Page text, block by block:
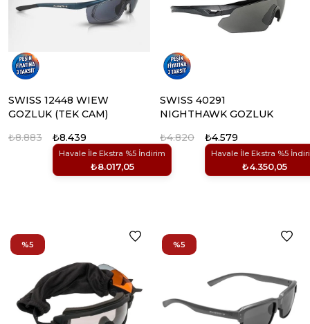
SWISS 12448 WIEW
GOZLUK (TEK CAM)
₺8.439
Havale İle Ekstra %5 İndirim
₺8.017,05
₺8.883
SWISS 40291
NIGHTHAWK GOZLUK
₺4.579
Havale İle Ekstra %5
₺4.350,05
₺4.820
%5 %5